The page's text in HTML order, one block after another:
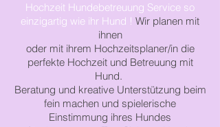
Hochzeit Hundebetreuung Service so
einzigartig wie ihr Hund ! Wir planen mit
ihnen
oder mit ihrem Hochzeitsplaner/in die
perfekte Hochzeit und Betreuung mit
Hund.
Beratung und kreative Unterstützung beim
fein machen und spielerische
Einstimmung ihres Hundes